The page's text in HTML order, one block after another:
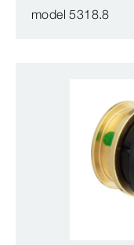
model 5318.8